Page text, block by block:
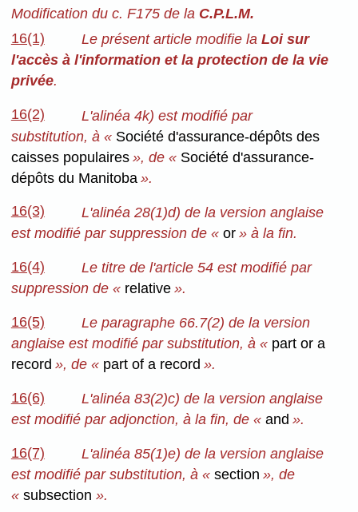
Modification du c. F175 de la C.P.L.M.
16(1)
Le présent article modifie la Loi sur
l'accès à l'information et la protection de la vie
privée.
16(2)
L'alinéa 4k) est modifié par
substitution, à « Société d'assurance-dépôts des
caisses populaires», de « Société d'assurance-
dépôts du Manitoba».
16(3)
L'alinéa 28(1)d) de la version anglaise
est modifié par suppression de « or» à la fin.
16(4)
Le titre de l'article 54 est modifié par
suppression de « relative».
16(5)
Le paragraphe 66.7(2) de la version
anglaise est modifié par substitution, à « part or a
record », de « part of a record ».
16(6)
L'alinéa 83(2)c) de la version anglaise
est modifié par adjonction, à la fin, de « and ».
16(7)
L'alinéa 85(1)e) de la version anglaise
est modifié par substitution, à « section », de
« subsection ».